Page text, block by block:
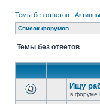
Темы без ответов |
Список форумов
Темы без ответов
Ищу
в форуме